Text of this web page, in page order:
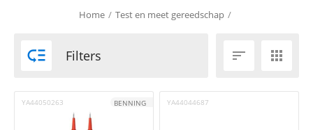
Home / Test en meet gereedschap /
 Filters  
YA44050263 BENNING YA44044687